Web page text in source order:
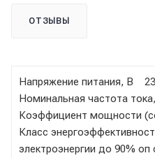
ОТЗЫВЫ
Напряжение питания, В
Номинальная частота
Коэффициент мощности
Класс
электроэнергии до 90% оп